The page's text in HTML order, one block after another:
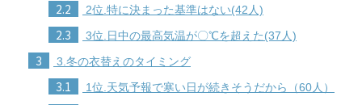
2.2 2位.特に決まった基準はない(42人)
2.3 3位.日中の最高気温が〇℃を超えた(37人)
3 3.冬の衣替えのタイミング
3.1 1位.天気予報で寒い日が続きそうだから（60人）